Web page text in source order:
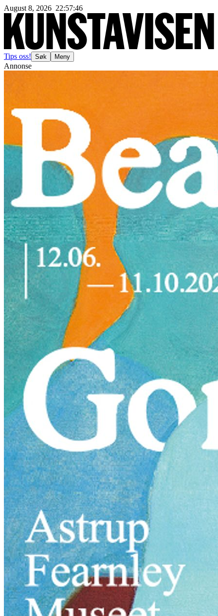
August 8, 2026 22:57:49
Tips oss! Søk Meny
Annonse